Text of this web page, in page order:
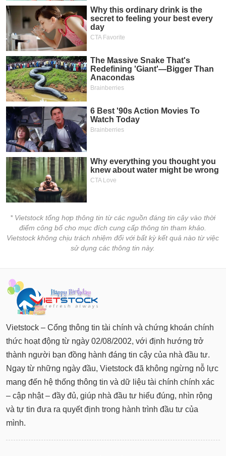
* Vietstock tổng hợp thông tin từ các nguồn đáng tin cậy vào thời
điểm công bố cho mục đích cung cấp thông tin tham khảo.
Vietstock không chịu trách nhiệm đối với bất kỳ kết quả nào từ việc
sử dụng các thông tin này.
Vietstock – Cổng thông tin tài chính và chứng khoán chính
thức hoạt động từ ngày 02/08/2002, với định hướng trở
thành người bạn đồng hành đáng tin cậy của nhà đầu tư.
Ngay từ những ngày đầu, Vietstock đã không ngừng nỗ lực
mang đến hệ thống thông tin và dữ liệu tài chính chính xác
– cập nhật – đầy đủ, giúp nhà đầu tư hiểu đúng, nhìn rộng
và tự tin đưa ra quyết định trong hành trình đầu tư của
mình.
CÔNG
NGHỆ
THÔNG
TIN
DỊCH
VỤ
TRUYỀN
THÔNG
TIỆN
ÍCH
Mã
chứng
khoán
(-)
Tất cả Cổ phiếu Chỉ số Chứng chỉ quỹ Chứng
Lãnh
đạo
(-)
Tất cả Người nội bộ Người liên quan Cổ đông lớn
Tin
(-)